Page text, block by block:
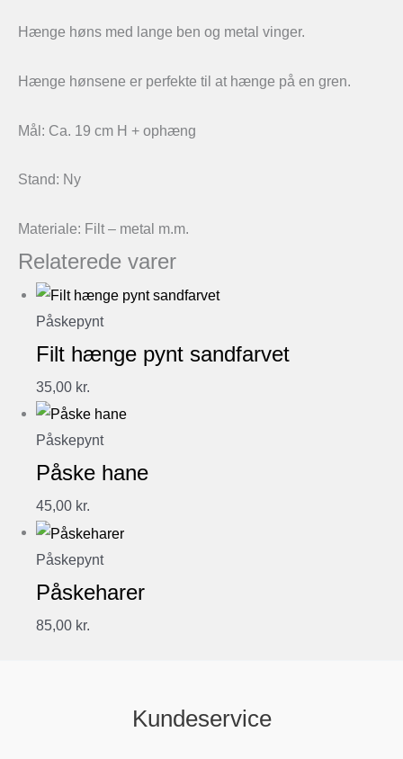
Hænge høns med lange ben og metal vinger.
Hænge hønsene er perfekte til at hænge på en gren.
Mål: Ca. 19 cm H + ophæng
Stand: Ny
Materiale: Filt – metal m.m.
Relaterede varer
Påskepynt
Filt hænge pynt sandfarvet
35,00 kr.
Påskepynt
Påske hane
45,00 kr.
Påskepynt
Påskeharer
85,00 kr.
Kundeservice